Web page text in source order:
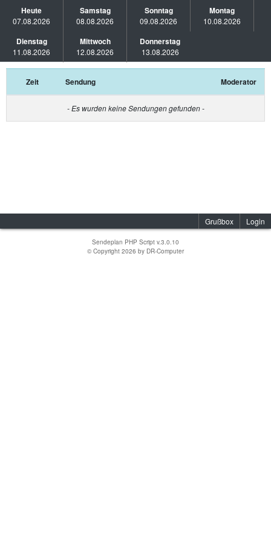
Heute
07.08.2026
Samstag
08.08.2026
Sonntag
09.08.2026
Montag
10.08.2026
Dienstag
11.08.2026
Mittwoch
12.08.2026
Donnerstag
13.08.2026
Zeit Sendung Moderator
- Es wurden keine Sendungen gefunden -
Grußbox Login
Sendeplan PHP Script v.3.0.10
© Copyright 2026 by DR-Computer